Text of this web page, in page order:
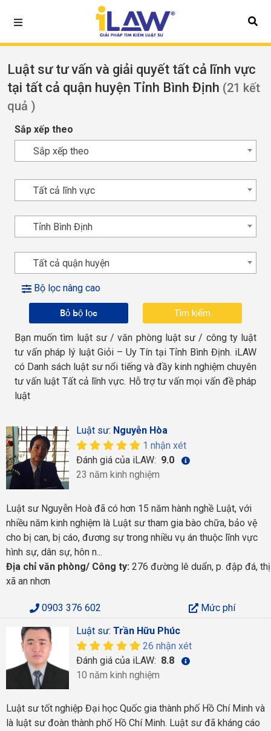
Luật sư tư vấn và giải quyết tất cả lĩnh vực
tại tất cả quận huyện Tỉnh Bình Định (21 kết
quả )
Sắp xếp theo
Sắp xếp theo
Tất cả lĩnh vực
Tỉnh Bình Định
Tất cả quận huyện
Bộ lọc nâng cao
Bỏ bộ lọc
Bạn muốn tìm luật sư / văn phòng luật sư / công ty luật
tư vấn pháp lý luật Giỏi – Uy Tín tại Tỉnh Bình Định. iLAW
có Danh sách luật sư nổi tiếng và đầy kinh nghiệm chuyên
tư vấn luật Tất cả lĩnh vực. Hỗ trợ tư vấn mọi vấn đề pháp
luật
Luật sư: Nguyễn Hòa
1 nhận xét
Đánh giá của iLAW: 9.0
23 năm kinh nghiệm
Luật sư Nguyễn Hoà đã có hơn 15 năm hành nghề Luật, với
nhiều năm kinh nghiệm là Luật sư tham gia bào chữa, bảo vệ
cho bị can, bị cáo, đương sự trong nhiều vụ án thuộc lĩnh vực
hình sự, dân sự, hôn n...
Địa chỉ văn phòng/ Công ty: 276 đường lê duẩn, p. đập đá, thị
xã an nhơn
0903 376 602
Mức phí
Luật sư: Trần Hữu Phúc
26 nhận xét
Đánh giá của iLAW: 8.8
10 năm kinh nghiệm
Luật sư tốt nghiệp Đại học Quốc gia thành phố Hồ Chí Minh và
là luật sư đoàn thành phố Hồ Chí Minh. Luật sư đã kháng cáo